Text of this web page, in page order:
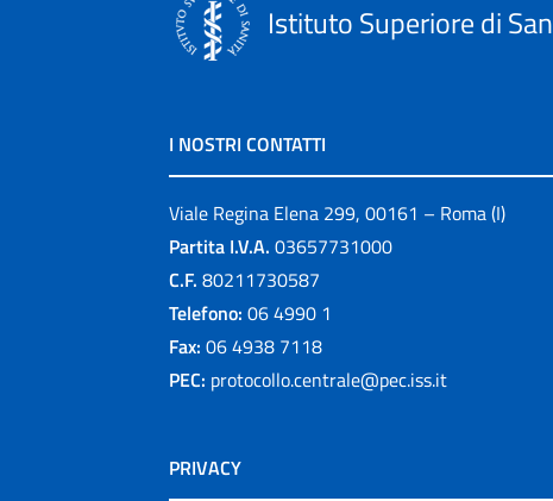
Istituto Superiore di
I NOSTRI CONTATTI
Viale Regina Elena 299, 00161 – Roma (I)
Partita I.V.A. 03657731000
C.F. 80211730587
Telefono: 06 4990 1
Fax: 06 4938 7118
PEC: protocollo.centrale@pec.iss.it
PRIVACY